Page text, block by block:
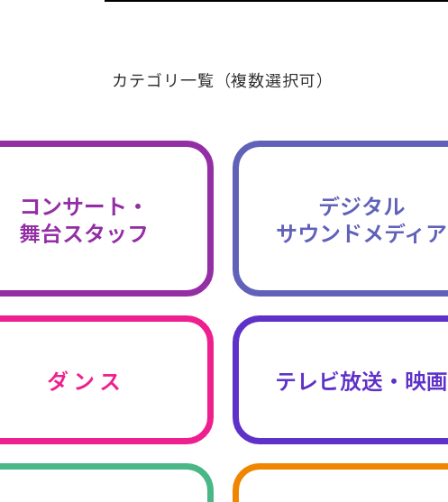
カテゴリ一覧（複数選択可）
コンサート・
舞台スタッフ
デジタル
サウンドメディア
ダ ン ス テレビ放送・映画